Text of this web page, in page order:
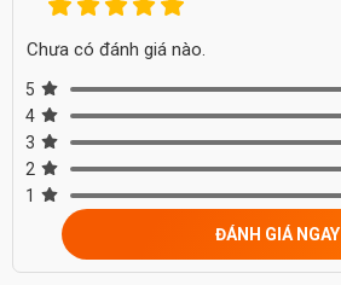
Chưa có đánh giá nào.
5
4
3
2
1
ĐÁNH GIÁ NGAY